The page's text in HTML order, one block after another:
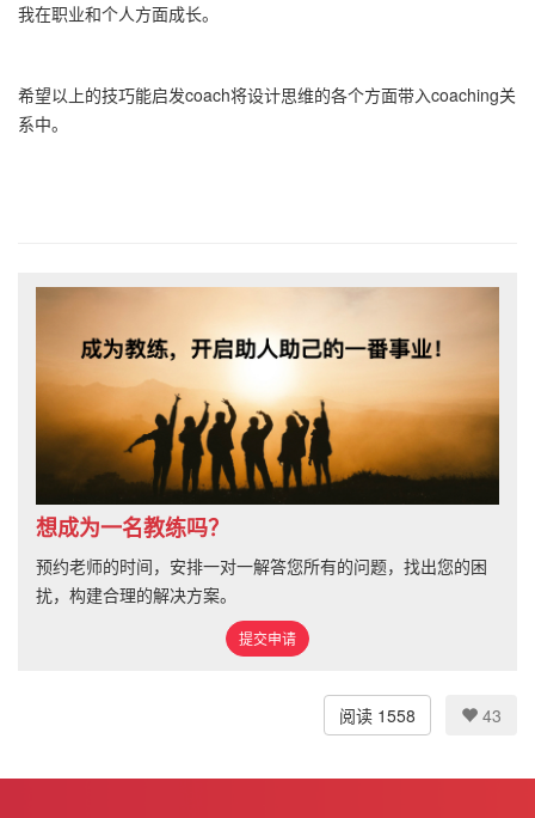
我在职业和个人方面成长。
希望以上的技巧能启发coach将设计思维的各个方面带入coaching关
系中。
想成为一名教练吗？
预约老师的时间，安排一对一解答您所有的问题，找出您的困
扰，构建合理的解决方案。
提交申请
阅读 1558 43